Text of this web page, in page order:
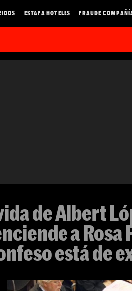
ESTAFA HOTELES FRAUDE
de Albert
a Rosa
está de